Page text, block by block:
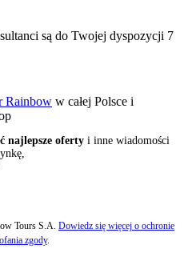
są do Twojej dyspozycji 7
Rainbow w całej Polsce i
najlepsze oferty i inne wiadomości
Tours S.A. Dowiedz się więcej o ochronie
zgody.